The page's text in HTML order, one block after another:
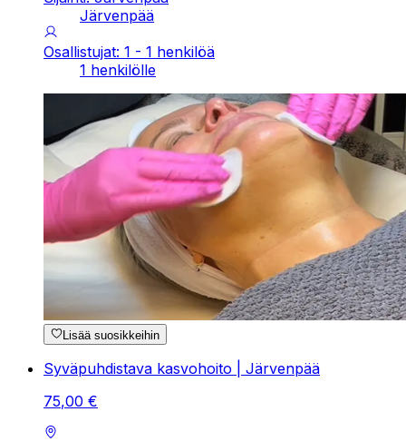
Järvenpää
Osallistujat: 1 - 1 henkilöä
1 henkilölle
Lisää suosikkeihin
Syväpuhdistava kasvohoito | Järvenpää
75,00 €